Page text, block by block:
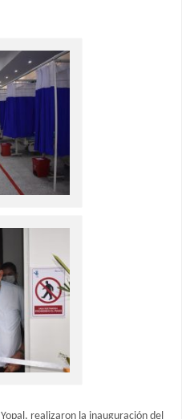
realizaron la inauguración del